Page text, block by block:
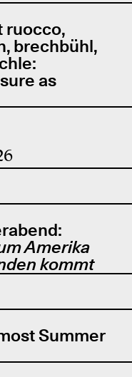
ruocco,
brechbühl,
as
Amerika
kommt
Summer